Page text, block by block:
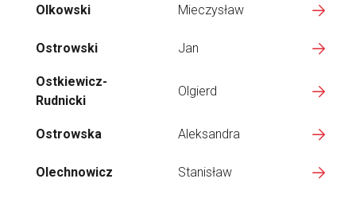
Olkowski Mieczysław
Ostrowski Jan
Ostkiewicz-
Rudnicki
Olgierd
Ostrowska Aleksandra
Olechnowicz Stanisław